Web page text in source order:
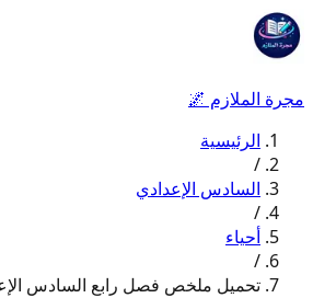
مجرة الملازم 🌌
الرئيسية
/
السادس الإعدادي
/
أحياء
/
تحميل ملخص فصل رابع السادس